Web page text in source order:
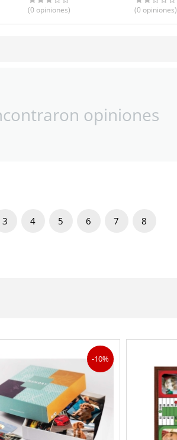
(0 opiniones) (0 opiniones)
opiniones
3 4 5 6 7 8
-10%